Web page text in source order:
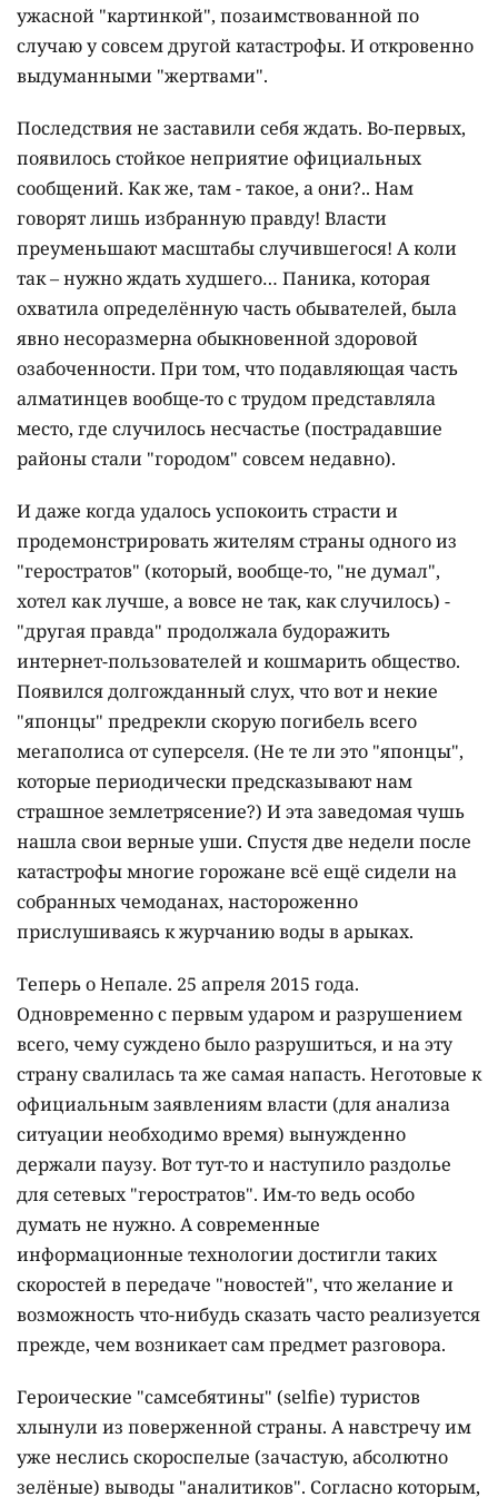
ужасной "картинкой", позаимствованной по
случаю у совсем другой катастрофы. И откровенно
выдуманными "жертвами".
Последствия не заставили себя ждать. Во-первых,
появилось стойкое неприятие официальных
сообщений. Как же, там - такое, а они?.. Нам
говорят лишь избранную правду! Власти
преуменьшают масштабы случившегося! А коли
так – нужно ждать худшего… Паника, которая
охватила определённую часть обывателей, была
явно несоразмерна обыкновенной здоровой
озабоченности. При том, что подавляющая часть
алматинцев вообще-то с трудом представляла
место, где случилось несчастье (пострадавшие
районы стали "городом" совсем недавно).
И даже когда удалось успокоить страсти и
продемонстрировать жителям страны одного из
"геростратов" (который, вообще-то, "не думал",
хотел как лучше, а вовсе не так, как случилось) -
"другая правда" продолжала будоражить
интернет-пользователей и кошмарить общество.
Появился долгожданный слух, что вот и некие
"японцы" предрекли скорую погибель всего
мегаполиса от суперселя. (Не те ли это "японцы",
которые периодически предсказывают нам
страшное землетрясение?) И эта заведомая чушь
нашла свои верные уши. Спустя две недели после
катастрофы многие горожане всё ещё сидели на
собранных чемоданах, настороженно
прислушиваясь к журчанию воды в арыках.
Теперь о Непале. 25 апреля 2015 года.
Одновременно с первым ударом и разрушением
всего, чему суждено было разрушиться, и на эту
страну свалилась та же самая напасть. Неготовые к
официальным заявлениям власти (для анализа
ситуации необходимо время) вынужденно
держали паузу. Вот тут-то и наступило раздолье
для сетевых "геростратов". Им-то ведь особо
думать не нужно. А современные
информационные технологии достигли таких
скоростей в передаче "новостей", что желание и
возможность что-нибудь сказать часто реализуется
прежде, чем возникает сам предмет разговора.
Героические "самсебятины" (selfie) туристов
хлынули из поверженной страны. А навстречу им
уже неслись скороспелые (зачастую, абсолютно
зелёные) выводы "аналитиков". Согласно которым,